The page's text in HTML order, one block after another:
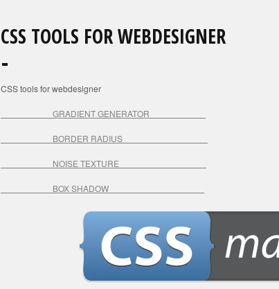
CSS TOOLS FOR WEBDESIGNER
CSS tools for webdesigner
GRADIENT GENERATOR
BORDER RADIUS
NOISE TEXTURE
BOX SHADOW